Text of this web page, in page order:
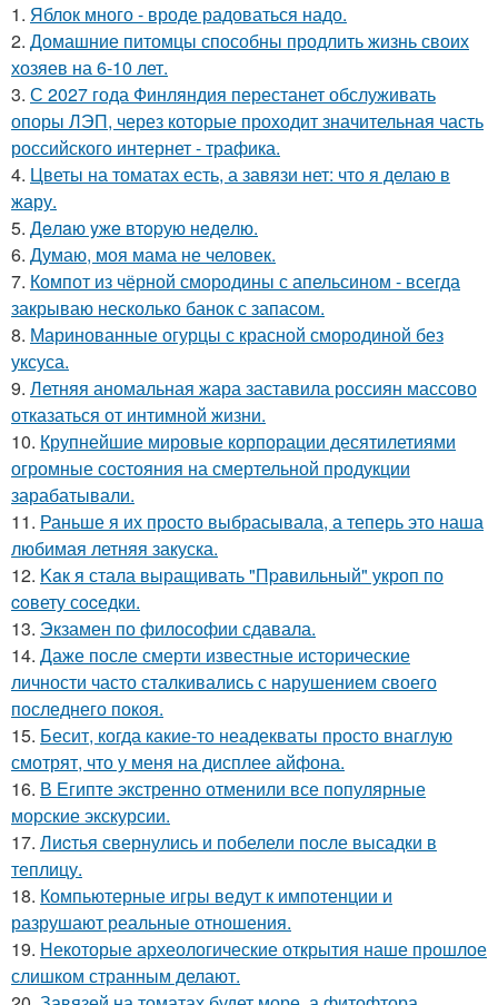
1. Яблок много - вроде радоваться надо.
2. Домашние питомцы способны продлить жизнь своих
хозяев на 6-10 лет.
3. С 2027 года Финляндия перестанет обслуживать
опоры ЛЭП, через которые проходит значительная часть
российского интернет - трафика.
4. Цветы на томатах есть, а завязи нет: что я делаю в
жару.
5. Дeлaю yжe втopую нeдeлю.
6. Думаю, моя мама не человек.
7. Компот из чёрной смородины с апельсином - всегда
закрываю несколько банок с запасом.
8. Маринованные огурцы с красной смородиной без
уксуса.
9. Летняя аномальная жара заставила россиян массово
отказаться от интимной жизни.
10. Крупнейшие мировые корпорации десятилетиями
огромные состояния на смертельной продукции
зарабатывали.
11. Раньше я их просто выбрасывала, а теперь это наша
любимая летняя закуска.
12. Kaк я стала выращивать "Пpaвильный" укроп по
coвету сocедки.
13. Экзамен по философии сдавала.
14. Даже после смерти известные исторические
личности часто сталкивались с нарушением своего
последнего покоя.
15. Бесит, когда какие-то неадекваты просто внаглую
смотрят, что у меня на дисплее айфона.
16. В Египте экстренно отменили все популярные
морские экскурсии.
17. Лиcтья свернулись и побелели после высадки в
теплицу.
18. Компьютерные игры ведут к импотенции и
разрушают реальные отношения.
19. Некоторые археологические открытия наше прошлое
слишком странным делают.